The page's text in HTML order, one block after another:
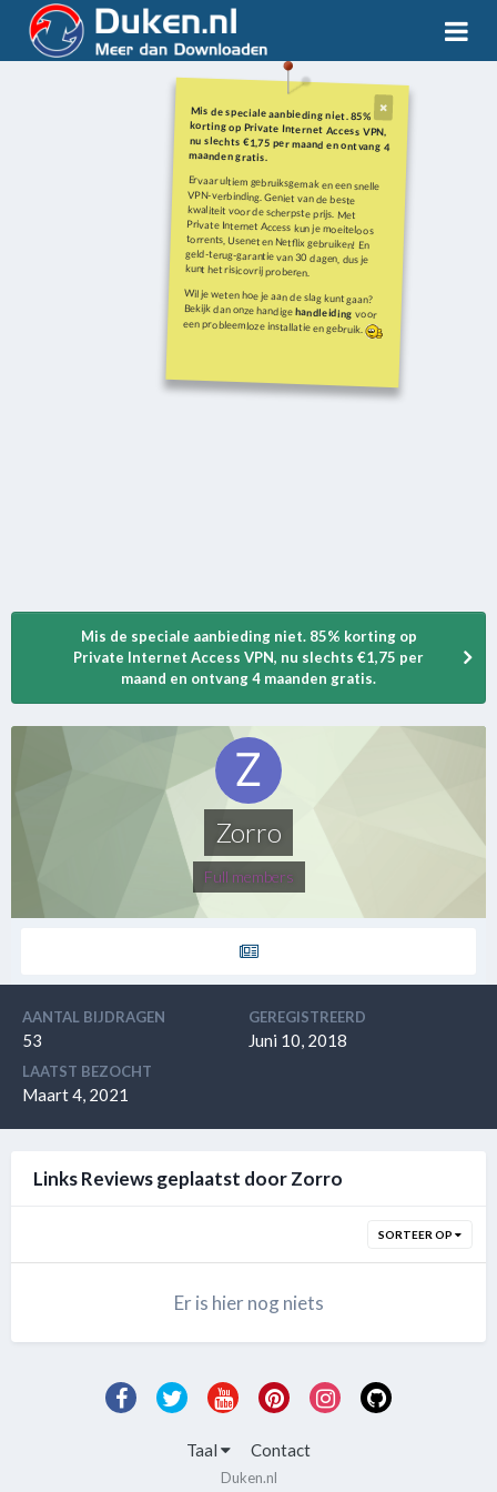
Mis de speciale aanbieding niet. 85%
korting op Private Internet Access VPN,
nu slechts €1,75 per maand en ontvang 4
maanden gratis.
Ervaar ultiem gebruiksgemak en een snelle
VPN-verbinding. Geniet van de beste
kwaliteit voor de scherpste prijs. Met
Private Internet Access kun je moeiteloos
torrents, Usenet en Netflix gebruiken! En
geld-terug-garantie van 30 dagen, dus je
kunt het risicovrij proberen.
Wil je weten hoe je aan de slag kunt gaan?
Bekijk dan onze handigehandleiding voor
een probleemloze installatie en gebruik.
Mis de speciale aanbieding niet. 85% korting op
Private Internet Access VPN, nu slechts €1,75 per
maand en ontvang 4 maanden gratis.
Zorro
Full members
AANTAL BIJDRAGEN
53
GEREGISTREERD
Juni 10, 2018
LAATST BEZOCHT
Maart 4, 2021
Links Reviews geplaatst door Zorro
SORTEER OP
Er is hier nog niets
Taal Contact
Duken.nl